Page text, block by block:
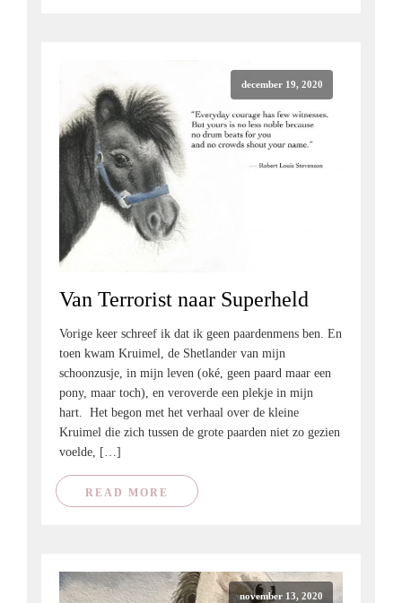
december 19, 2020
Van Terrorist naar Superheld
Vorige keer schreef ik dat ik geen paardenmens ben. En
toen kwam Kruimel, de Shetlander van mijn
schoonzusje, in mijn leven (oké, geen paard maar een
pony, maar toch), en veroverde een plekje in mijn
hart. Het begon met het verhaal over de kleine
Kruimel die zich tussen de grote paarden niet zo gezien
voelde, […]
READ MORE
november 13, 2020